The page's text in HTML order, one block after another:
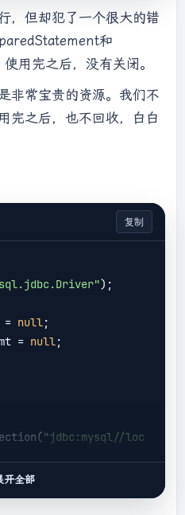
"id" );
，但却犯了一个很大的错
和
用完之后，没有关闭。
非常宝贵的资源。我们不
完之后，也不回收，白白
复制
);
= null;
= null;
"jdbc:mysql//loc
开全部